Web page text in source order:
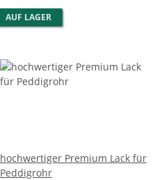
AUF LAGER
hochwertiger Premium Lack für
Peddigrohr